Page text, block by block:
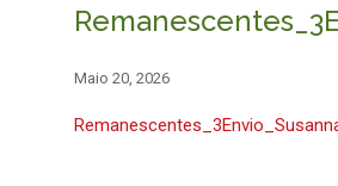
Maio 20, 2026